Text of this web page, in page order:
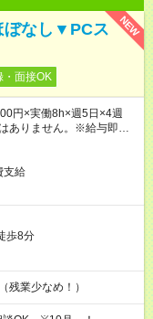
NEW
ぼなし▼PCス
・面接OK
円×実働8h×週5日×4週
ありません。※給与即受取
支給
歩8分
残業少なめ！）